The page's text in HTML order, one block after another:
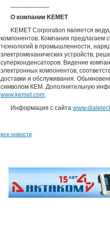
О компании KEMET
KEMET Corporation является
компонентов. Компания предлагаем
технологий в промышленности,
электромеханических устройств,
суперконденсаторов. Видение
электронных компонентов,
доставки и обслуживания.
символом КЕМ. Дополнительную
www.kemet.com.
Информация с сайта
все новости